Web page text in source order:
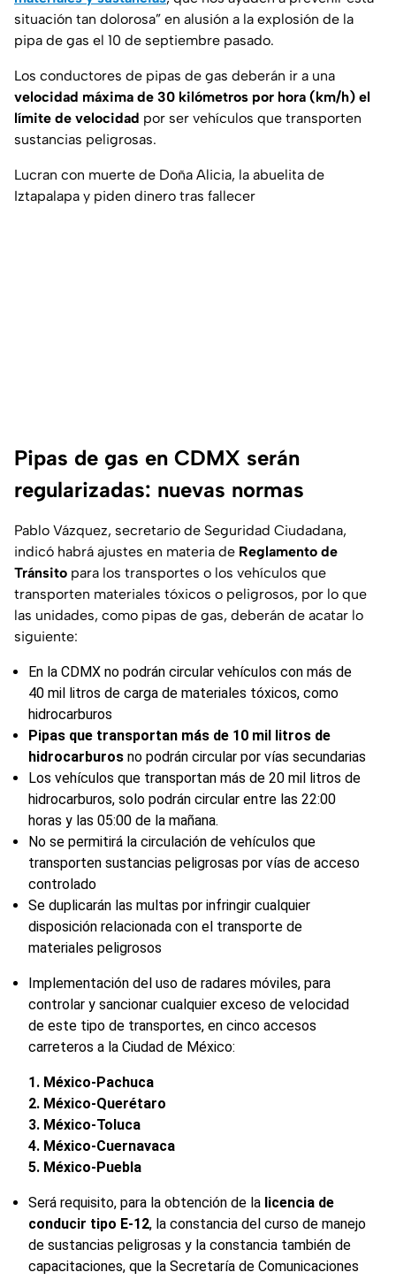
situación tan dolorosa” en alusión a la explosión de la
pipa de gas el 10 de septiembre pasado.
Los conductores de pipas de gas deberán ir a una
velocidad máxima de 30 kilómetros por hora (km/h) el
límite de velocidad por ser vehículos que transporten
sustancias peligrosas.
Lucran con muerte de Doña Alicia, la abuelita de
Iztapalapa y piden dinero tras fallecer
Pipas de gas en CDMX serán
regularizadas: nuevas normas
Pablo Vázquez, secretario de Seguridad Ciudadana,
indicó habrá ajustes en materia de Reglamento de
Tránsito para los transportes o los vehículos que
transporten materiales tóxicos o peligrosos, por lo que
las unidades, como pipas de gas, deberán de acatar lo
siguiente:
En la CDMX no podrán circular vehículos con más de
40 mil litros de carga de materiales tóxicos, como
hidrocarburos
Pipas que transportan más de 10 mil litros de
hidrocarburos no podrán circular por vías secundarias
Los vehículos que transportan más de 20 mil litros de
hidrocarburos, solo podrán circular entre las 22:00
horas y las 05:00 de la mañana.
No se permitirá la circulación de vehículos que
transporten sustancias peligrosas por vías de acceso
controlado
Se duplicarán las multas por infringir cualquier
disposición relacionada con el transporte de
materiales peligrosos
Implementación del uso de radares móviles, para
controlar y sancionar cualquier exceso de velocidad
de este tipo de transportes, en cinco accesos
carreteros a la Ciudad de México:
1. México-Pachuca
2. México-Querétaro
3. México-Toluca
4. México-Cuernavaca
5. México-Puebla
Será requisito, para la obtención de la licencia de
conducir tipo E-12, la constancia del curso de manejo
de sustancias peligrosas y la constancia también de
capacitaciones, que la Secretaría de Comunicaciones